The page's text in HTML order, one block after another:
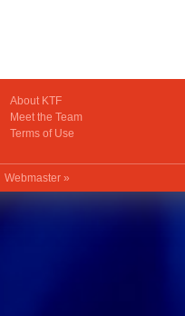
About KTF
Meet the Team
Terms of Use
Webmaster »